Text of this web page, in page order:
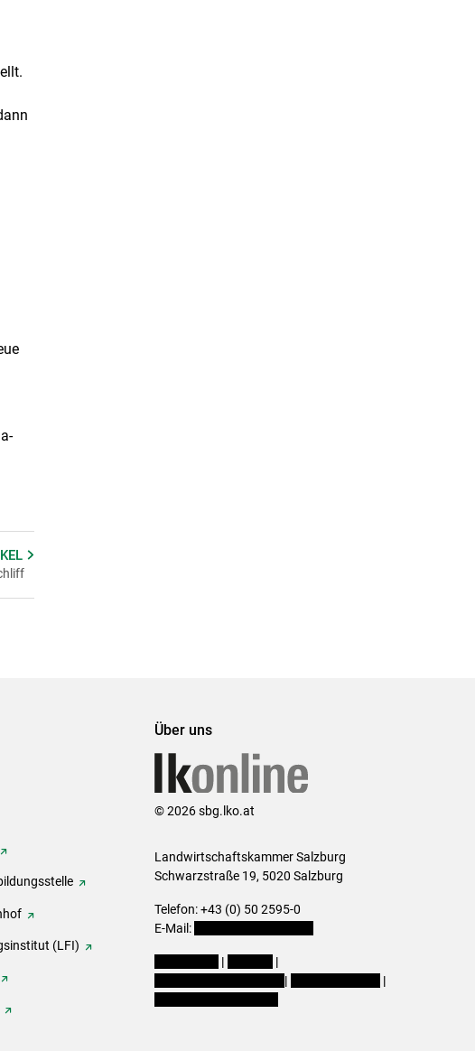
(LFI)
Über uns
© 2026 sbg.lko.at
Landwirtschaftskammer Salzburg
Schwarzstraße 19, 5020 Salzburg
Telefon: +43 (0) 50 2595-0
E-Mail:
|
|
|
|